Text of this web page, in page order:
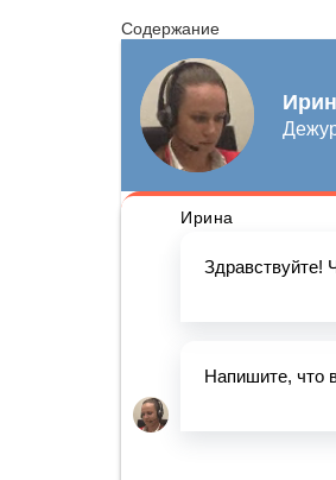
Содержание